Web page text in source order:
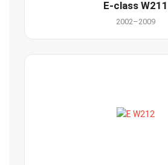
E-class W211
2002–2009